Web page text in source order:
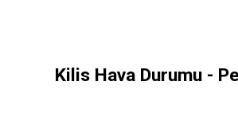
Kilis Hava Durumu -